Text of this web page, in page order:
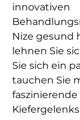
innovativen
Nize gesund
lehnen Sie
Sie sich ein
tauchen Sie